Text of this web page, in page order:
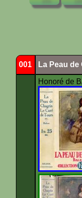
001 La Peau
Honoré de